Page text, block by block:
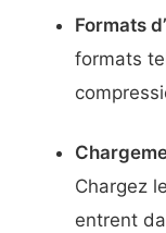
Formats
formats
Chargez
entrent